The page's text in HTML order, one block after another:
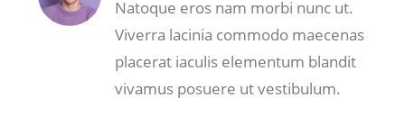
Natoque eros nam morbi nunc ut.
Viverra lacinia commodo maecenas
placerat iaculis elementum blandit
vivamus posuere ut vestibulum.